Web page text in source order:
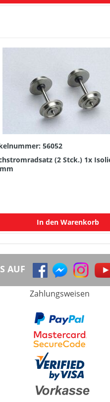
56052
(2 Stck.) 1x
In den Warenkorb
AUF
Zahlungsweisen